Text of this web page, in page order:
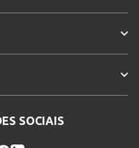
SOCIAIS